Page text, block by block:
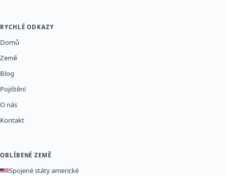
RYCHLÉ ODKAZY
Domů
Země
Blog
Pojištění
O nás
Kontakt
OBLÍBENÉ ZEMĚ
Spojené státy americké